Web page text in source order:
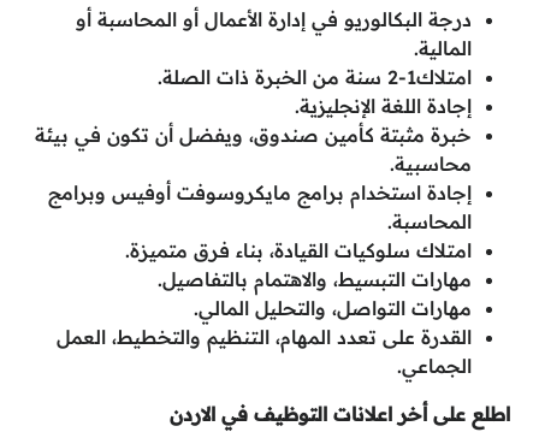
درجة البكالوريو في إدارة الأعمال أو المحاسبة أو
المالية.
امتلاك1-2 سنة من الخبرة ذات الصلة.
إجادة اللغة الإنجليزية.
خبرة مثبتة كأمين صندوق، ويفضل أن تكون في بيئة
محاسبية.
إجادة استخدام برامج مايكروسوفت أوفيس وبرامج
المحاسبة.
امتلاك سلوكيات القيادة، بناء فرق متميزة.
مهارات التبسيط، والاهتمام بالتفاصيل.
مهارات التواصل، والتحليل المالي.
القدرة على تعدد المهام، التنظيم والتخطيط، العمل
الجماعي.
اطلع على أخر اعلانات التوظيف في الاردن